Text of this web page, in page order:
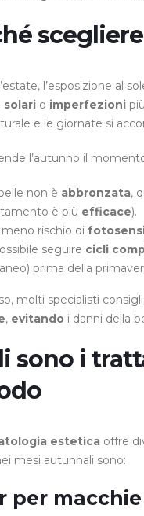
l’esposizione al
solari o imperfezioni
e le giornate si
l’autunno il
non è abbronzata,
è più efficace).
meno rischio di
seguire cicli
prima della
molti specialisti
, evitando i danni della
sono i
estetica offre
mesi autunnali sono:
per